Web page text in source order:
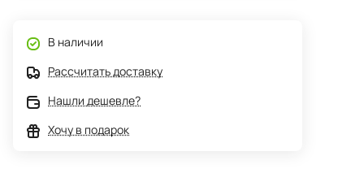
В наличии
Рассчитать доставку
Нашли дешевле?
Хочу в подарок